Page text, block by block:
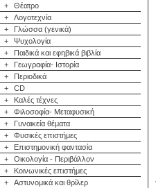
+
Θέατρο
+
Λογοτεχνία
+
Γλώσσα (γενικά)
+
Ψυχολογία
+
Παιδικά και εφηβικά βιβλία
+
Γεωγραφία- Ιστορία
+
Περιοδικά
+
CD
+
Καλές τέχνες
+
Φιλοσοφία- Μεταφυσική
+
Γυναικεία θέματα
+
Φυσικές επιστήμες
+
Επιστημονική φαντασία
+
Οικολογία - Περιβάλλον
+
Κοινωνικές επιστήμες
+
Αστυνομικά και θρίλερ